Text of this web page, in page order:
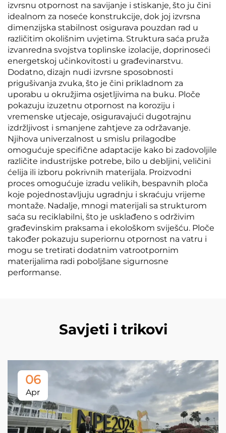
izvrsnu otpornost na savijanje i stiskanje, što ju čini
idealnom za noseće konstrukcije, dok joj izvrsna
dimenzijska stabilnost osigurava pouzdan rad u
različitim okolišnim uvjetima. Struktura saća pruža
izvanredna svojstva toplinske izolacije, doprinoseći
energetskoj učinkovitosti u građevinarstvu.
Dodatno, dizajn nudi izvrsne sposobnosti
prigušivanja zvuka, što je čini prikladnom za
uporabu u okružjima osjetljivima na buku. Ploče
pokazuju izuzetnu otpornost na koroziju i
vremenske utjecaje, osiguravajući dugotrajnu
izdržljivost i smanjene zahtjeve za održavanje.
Njihova univerzalnost u smislu prilagodbe
omogućuje specifične adaptacije kako bi zadovoljile
različite industrijske potrebe, bilo u debljini, veličini
ćelija ili izboru pokrivnih materijala. Proizvodni
proces omogućuje izradu velikih, bespavnih ploča
koje pojednostavljuju ugradnju i skraćuju vrijeme
montaže. Nadalje, mnogi materijali sa strukturom
saća su reciklabilni, što je usklađeno s održivim
građevinskim praksama i ekološkom sviješću. Ploče
također pokazuju superiornu otpornost na vatru i
mogu se tretirati dodatnim vatrootpornim
materijalima radi poboljšane sigurnosne
performanse.
Savjeti i trikovi
06
Apr